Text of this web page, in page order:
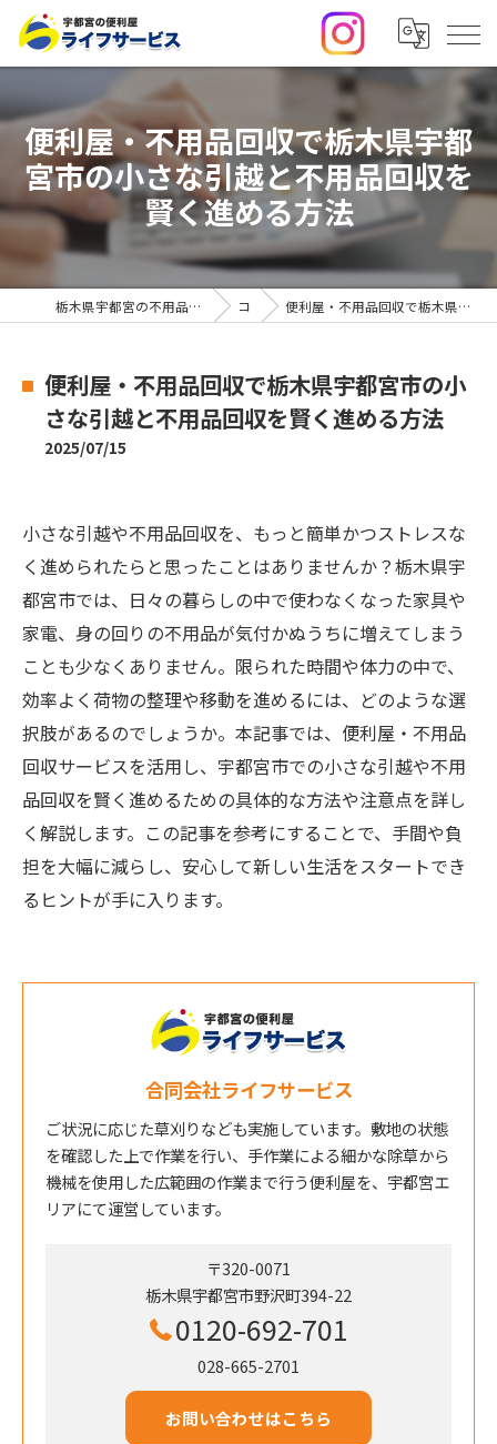
便利屋・不用品回収で栃木県宇都
宮市の小さな引越と不用品回収を
賢く進める方法
栃木県宇都宮の不用品回収・便利屋なら合同会社ライフサービス コラム 便利屋・不用品回収で栃木県宇都宮市の小さな引越と不用品回収を賢く進める方法
便利屋・不用品回収で栃木県宇都宮市の小
さな引越と不用品回収を賢く進める方法
2025/07/15
小さな引越や不用品回収を、もっと簡単かつストレスな
く進められたらと思ったことはありませんか？栃木県宇
都宮市では、日々の暮らしの中で使わなくなった家具や
家電、身の回りの不用品が気付かぬうちに増えてしまう
ことも少なくありません。限られた時間や体力の中で、
効率よく荷物の整理や移動を進めるには、どのような選
択肢があるのでしょうか。本記事では、便利屋・不用品
回収サービスを活用し、宇都宮市での小さな引越や不用
品回収を賢く進めるための具体的な方法や注意点を詳し
く解説します。この記事を参考にすることで、手間や負
担を大幅に減らし、安心して新しい生活をスタートでき
るヒントが手に入ります。
合同会社ライフサービス
ご状況に応じた草刈りなども実施しています。敷地の状態
を確認した上で作業を行い、手作業による細かな除草から
機械を使用した広範囲の作業まで行う便利屋を、宇都宮エ
リアにて運営しています。
〒320-0071
栃木県宇都宮市野沢町394-22
0120-692-701
028-665-2701
お問い合わせはこちら